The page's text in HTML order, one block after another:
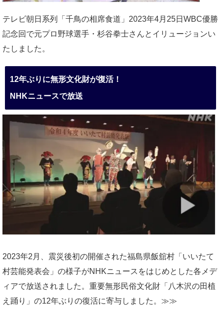
テレビ朝日系列「千鳥の相席食道」2023年4月25日WBC優勝
記念回で元プロ野球選手・杉谷拳士さんとイリュージョンい
たしました。
12年ぶりに無形文化財が復活！
NHKニュースで放送
2023年2月、震災後初の開催された福島県飯舘村「いいたて
村芸能発表会」の様子がNHKニュースをはじめとした各メデ
ィアで放送されました。重要無形民俗文化財「八木沢の田植
え踊り」の12年ぶりの復活に寄与しました。≫≫